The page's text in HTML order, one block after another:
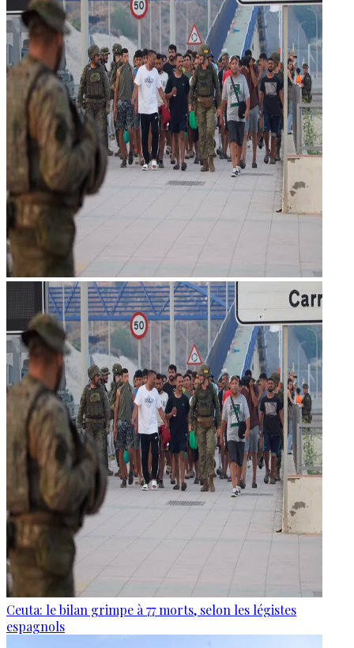
Ceuta: le bilan grimpe à 77 morts, selon les légistes
espagnols